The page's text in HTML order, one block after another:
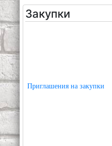
Закупки
Приглашения на закупки